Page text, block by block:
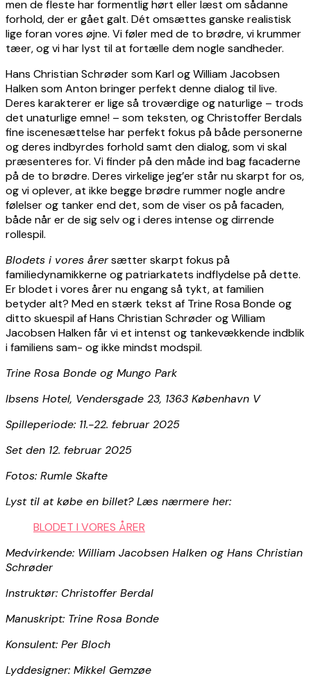
men de fleste har formentlig hørt eller læst om sådanne
forhold, der er gået galt. Dét omsættes ganske realistisk
lige foran vores øjne. Vi føler med de to brødre, vi krummer
tæer, og vi har lyst til at fortælle dem nogle sandheder.
Hans Christian Schrøder som Karl og William Jacobsen
Halken som Anton bringer perfekt denne dialog til live.
Deres karakterer er lige så troværdige og naturlige – trods
det unaturlige emne! – som teksten, og Christoffer Berdals
fine iscenesættelse har perfekt fokus på både personerne
og deres indbyrdes forhold samt den dialog, som vi skal
præsenteres for. Vi finder på den måde ind bag facaderne
på de to brødre. Deres virkelige jeg’er står nu skarpt for os,
og vi oplever, at ikke begge brødre rummer nogle andre
følelser og tanker end det, som de viser os på facaden,
både når er de sig selv og i deres intense og dirrende
rollespil.
Blodets i vores årersætter skarpt fokus på
familiedynamikkerne og patriarkatets indflydelse på dette.
Er blodet i vores årer nu engang så tykt, at familien
betyder alt? Med en stærk tekst af Trine Rosa Bonde og
ditto skuespil af Hans Christian Schrøder og William
Jacobsen Halken får vi et intenst og tankevækkende indblik
i familiens sam- og ikke mindst modspil.
Trine Rosa Bonde og Mungo Park
Ibsens Hotel, Vendersgade 23, 1363 København V
Spilleperiode: 11.-22. februar 2025
Set den 12. februar 2025
Fotos: Rumle Skafte
Lyst til at købe en billet? Læs nærmere her:
BLODET I VORES ÅRER
Medvirkende: William Jacobsen Halken og Hans Christian
Schrøder
Instruktør: Christoffer Berdal
Manuskript: Trine Rosa Bonde
Konsulent: Per Bloch
Lyddesigner: Mikkel Gemzøe